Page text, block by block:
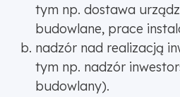
tym np. dostawa
budowlane, prace
nadzór nad realizacją
tym np. nadzór
budowlany).